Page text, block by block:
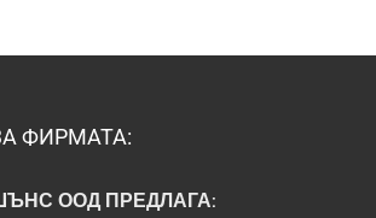
ФИРМАТА:
ООД ПРЕДЛАГА: